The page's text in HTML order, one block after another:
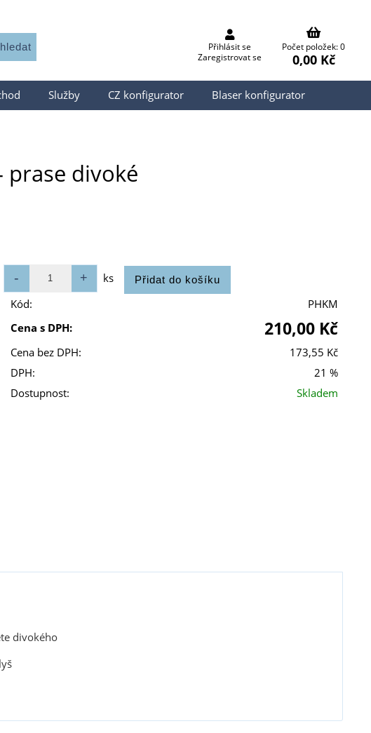
Přihlásit se
Zaregistrovat se
Počet položek: 0
0,00 Kč
Služby CZ konfigurator Blaser konfigurator
prase divoké
ks
Kód:
PHKM
Cena s DPH:
210,00 Kč
Cena bez DPH:
173,55 Kč
DPH:
21 %
Dostupnost:
Skladem
divokého